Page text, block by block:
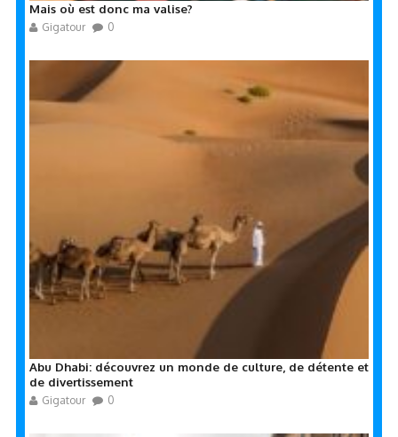
Mais où est donc ma valise?
Gigatour 0
Abu Dhabi: découvrez un monde de culture, de détente et
de divertissement
Gigatour 0